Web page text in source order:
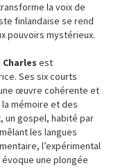
la voix de
finlandaise se rend
pouvoirs mystérieux.
est
Ses six courts
œuvre cohérente et
mémoire et des
un gospel, habité par
les langues
l’expérimental
une plongée